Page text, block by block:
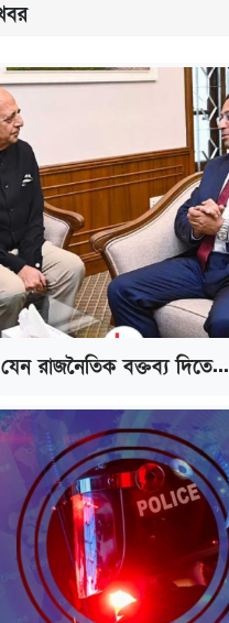
রাজনৈতিক বক্তব্য দিতে...